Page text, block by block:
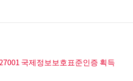
국제정보보호표준인증 획득